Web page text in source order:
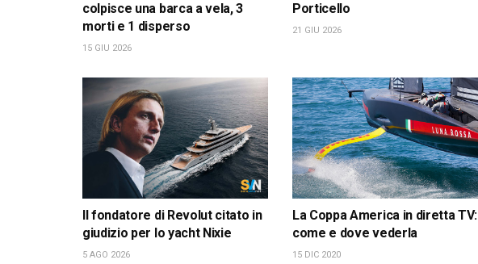
colpisce una barca a vela, 3
morti e 1 disperso
15 GIU 2026
Porticello
21 GIU 2026
Il fondatore di Revolut citato in
giudizio per lo yacht Nixie
5 AGO 2026
La Coppa America in diretta TV:
come e dove vederla
15 DIC 2020